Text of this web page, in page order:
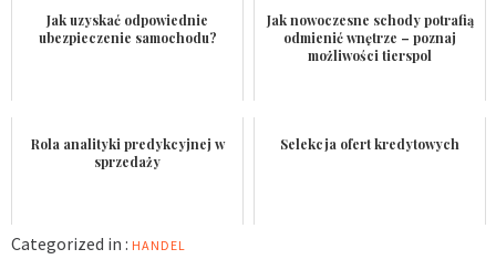
Jak uzyskać odpowiednie
ubezpieczenie samochodu?
Jak nowoczesne schody potrafią
odmienić wnętrze – poznaj
możliwości tierspol
Rola analityki predykcyjnej w
sprzedaży
Selekcja ofert kredytowych
Categorized in : HANDEL